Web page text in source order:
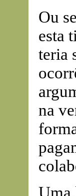
Ou
esta
teria
na